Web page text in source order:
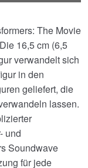
The Movie
16,5 cm (6,5
verwandelt sich
in den
geliefert, die
lassen.
und
Soundwave
für jede